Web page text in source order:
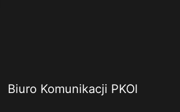
Biuro Komunikacji PKOl